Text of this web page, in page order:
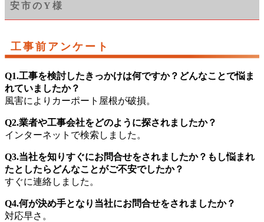
安市のY様
工事前アンケート
Q1.工事を検討したきっかけは何ですか？どんなことで悩ま
れていましたか？
風害によりカーポート屋根が破損。
Q2.業者や工事会社をどのように探されましたか？
インターネットで検索しました。
Q3.当社を知りすぐにお問合せをされましたか？もし悩まれ
たとしたらどんなことがご不安でしたか？
すぐに連絡しました。
Q4.何が決め手となり当社にお問合せをされましたか？
対応早さ。